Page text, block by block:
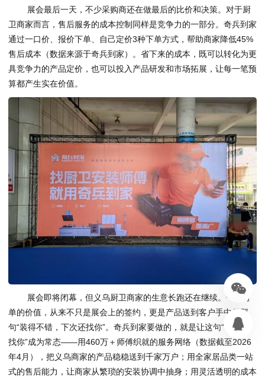
展会最后一天，不少采购商还在做最后的比价和决策。对于厨
卫商家而言，售后服务的成本控制同样是竞争力的一部分。奇兵到家
通过一口价、报价下单、自己定价3种下单方式，帮助商家降低45%
售后成本（数据来源于奇兵到家）。省下来的成本，既可以转化为更
具竞争力的产品定价，也可以投入产品研发和市场拓展，让每一笔预
算都产生实在价值。
展会即将闭幕，但义乌厨卫商家的生意长跑还在继续。一笔订
单的价值，从来不只是展会上的签约，更是产品送到客户手中后那
句“装得不错，下次还找你”。奇兵到家要做的，就是让这句“下次还
找你”成为常态——用460万＋师傅织就的服务网络（数据截至2026
年4月），把义乌商家的产品稳稳送到千家万户；用全家居品类一站
式的售后能力，让商家从繁琐的安装协调中抽身；用灵活透明的成本